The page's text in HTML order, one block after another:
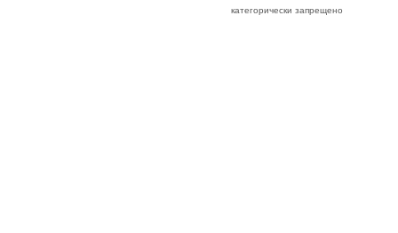
категорически запрещено